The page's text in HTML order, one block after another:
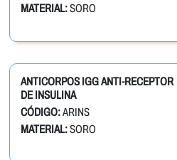
MATERIAL:SORO
ANTICORPOS IGG ANTI-RECEPTOR
DE INSULINA
CÓDIGO:ARINS
MATERIAL:SORO